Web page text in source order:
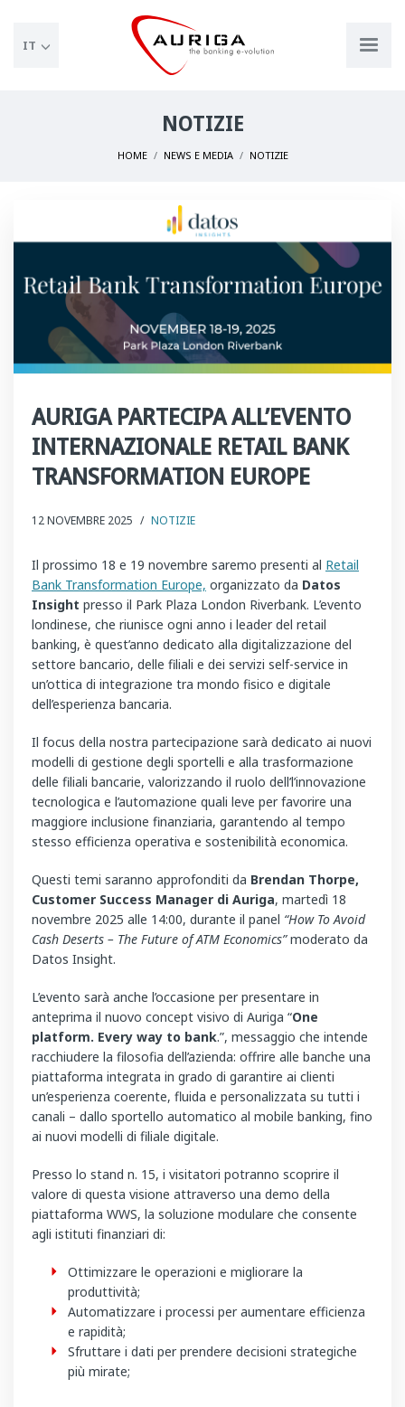
IT
NOTIZIE
HOME NEWS E MEDIA NOTIZIE
AURIGA PARTECIPA ALL’EVENTO
INTERNAZIONALE RETAIL BANK
TRANSFORMATION EUROPE
12 NOVEMBRE 2025 / NOTIZIE
Il prossimo 18 e 19 novembre saremo presenti al Retail
Bank Transformation Europe, organizzato da Datos
Insight presso il Park Plaza London Riverbank. L’evento
londinese, che riunisce ogni anno i leader del retail
banking, è quest’anno dedicato alla digitalizzazione del
settore bancario, delle filiali e dei servizi self-service in
un’ottica di integrazione tra mondo fisico e digitale
dell’esperienza bancaria.
Il focus della nostra partecipazione sarà dedicato ai nuovi
modelli di gestione degli sportelli e alla trasformazione
delle filiali bancarie, valorizzando il ruolo dell’l’innovazione
tecnologica e l’automazione quali leve per favorire una
maggiore inclusione finanziaria, garantendo al tempo
stesso efficienza operativa e sostenibilità economica.
Questi temi saranno approfonditi da Brendan Thorpe,
Customer Success Manager di Auriga, martedì 18
novembre 2025 alle 14:00, durante il panel “How To Avoid
Cash Deserts – The Future of ATM Economics”moderato da
Datos Insight.
L’evento sarà anche l’occasione per presentare in
anteprima il nuovo concept visivo di Auriga “One
platform. Every way to bank.”, messaggio che intende
racchiudere la filosofia dell’azienda: offrire alle banche una
piattaforma integrata in grado di garantire ai clienti
un’esperienza coerente, fluida e personalizzata su tutti i
canali – dallo sportello automatico al mobile banking, fino
ai nuovi modelli di filiale digitale.
Presso lo stand n. 15, i visitatori potranno scoprire il
valore di questa visione attraverso una demo della
piattaforma WWS, la soluzione modulare che consente
agli istituti finanziari di:
Ottimizzare le operazioni e migliorare la
produttività;
Automatizzare i processi per aumentare efficienza
e rapidità;
Sfruttare i dati per prendere decisioni strategiche
più mirate;